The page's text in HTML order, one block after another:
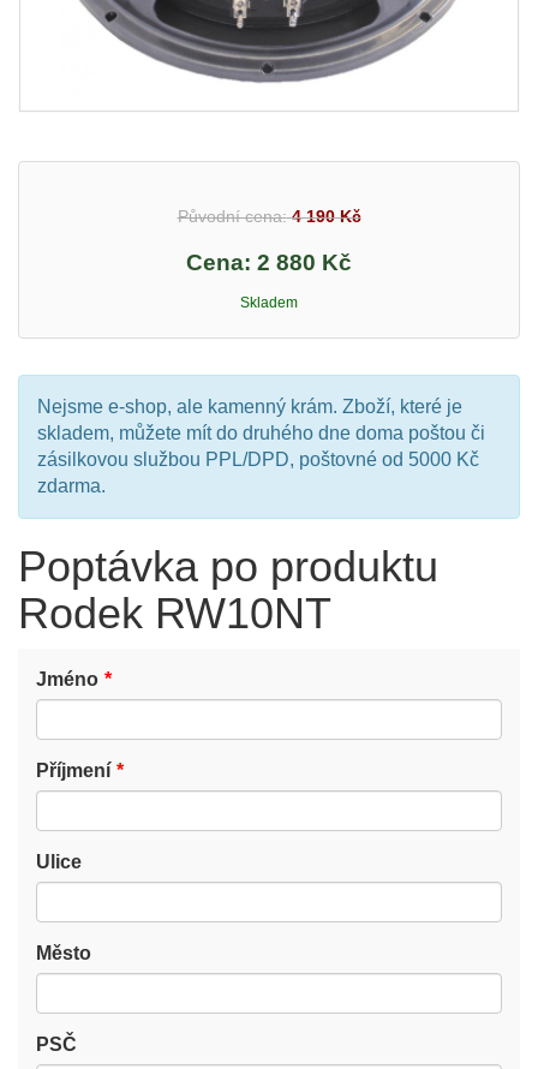
Původní cena: 4 190 Kč
Cena: 2 880 Kč
Skladem
Nejsme e-shop, ale kamenný krám. Zboží, které je
skladem, můžete mít do druhého dne doma poštou či
zásilkovou službou PPL/DPD, poštovné od 5000 Kč
zdarma.
Poptávka po produktu
Rodek RW10NT
Jméno
Příjmení
Ulice
Město
PSČ